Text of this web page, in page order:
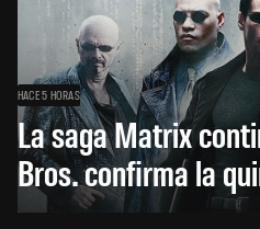
HACE 5 HORAS
La saga Matrix
Bros. confirma la